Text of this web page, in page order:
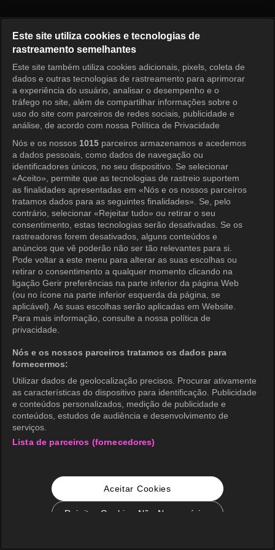
Entrar
Este site utiliza cookies e tecnologias de
rastreamento semelhantes
Este site também utiliza cookies adicionais, pixels, coleta de
dados e outras tecnologias de rastreamento para aprimorar
a experiência do usuário, analisar o desempenho e o
tráfego no site, além de compartilhar informações sobre o
uso do site com parceiros de redes sociais, publicidade e
análise, de acordo com nossa Política de Privacidade
Nós e os nossos 1015 parceiros armazenamos e acedemos
a dados pessoais, como dados de navegação ou
identificadores únicos, no seu dispositivo. Se selecionar
«Aceito», permite que as tecnologias de rastreio suportem
as finalidades apresentadas em «Nós e os nossos parceiros
tratamos dados para as seguintes finalidades». Se, pelo
contrário, selecionar «Rejeitar tudo» ou retirar o seu
consentimento, estas tecnologias serão desativadas. Se os
rastreadores forem desativados, alguns conteúdos e
anúncios que vê poderão não ser tão relevantes para si.
Pode voltar a este menu para alterar as suas escolhas ou
retirar o consentimento a qualquer momento clicando na
ligação Gerir preferências na parte inferior da página Web
(ou no ícone na parte inferior esquerda da página, se
aplicável). As suas escolhas serão aplicadas em Website.
Para mais informação, consulte a nossa política de
privacidade.
Nós e os nossos parceiros tratamos os dados para
fornecermos:
Utilizar dados de geolocalização precisos. Procurar ativamente
as características do dispositivo para identificação. Publicidade
e conteúdos personalizados, medição de publicidade e
conteúdos, estudos de audiência e desenvolvimento de
serviços.
Lista de parceiros (fornecedores)
Aceitar Cookies
Rejeitar Cookies Não Necessários